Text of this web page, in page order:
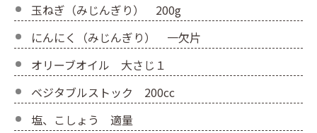
玉ねぎ（みじんぎり） 200g
にんにく（みじんぎり） 一欠片
オリーブオイル 大さじ１
ベジタブルストック 200cc
塩、こしょう 適量